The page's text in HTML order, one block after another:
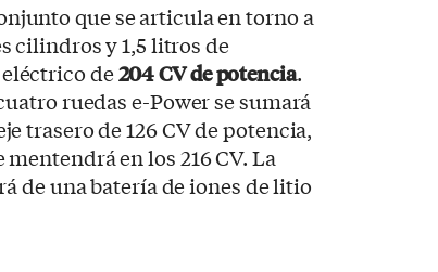
que se articula en torno a
cilindros y 1,5 litros de
de204 CV de potencia.
ruedas e-Power se sumará
trasero de 126 CV de potencia,
en los 216 CV. La
de una batería de iones de litio